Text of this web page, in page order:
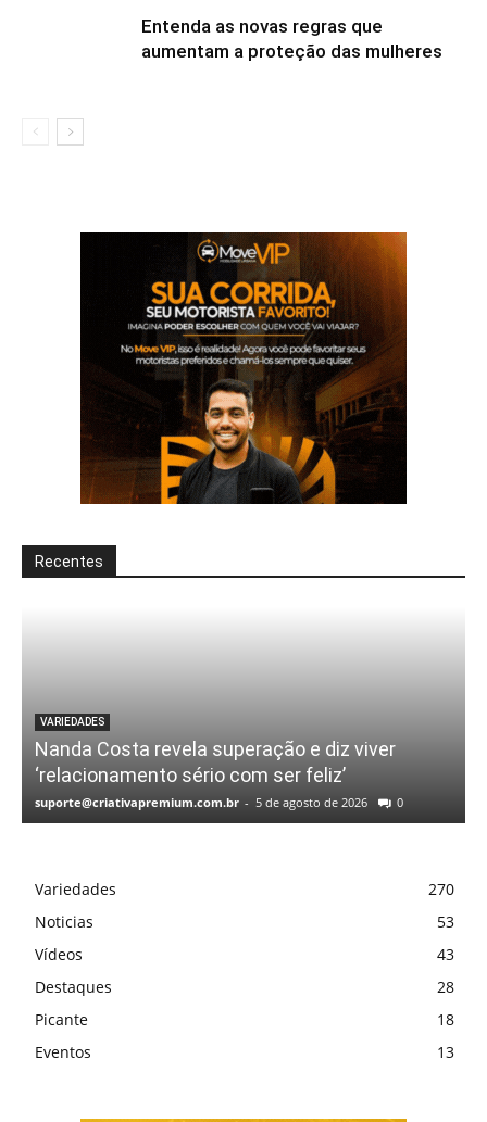
Entenda as novas regras que
aumentam a proteção das mulheres
Recentes
VARIEDADES
Nanda Costa revela superação e diz viver
‘relacionamento sério com ser feliz’
suporte@criativapremium.com.br - 5 de agosto de 2026 0
Variedades
270
Noticias
53
Vídeos
43
Destaques
28
Picante
18
Eventos
13